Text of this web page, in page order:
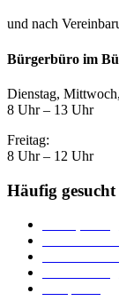
und nach
Bürgerbüro im
Dienstag,
8 Uhr – 13 Uhr
Freitag:
8 Uhr – 12 Uhr
Häufig gesucht